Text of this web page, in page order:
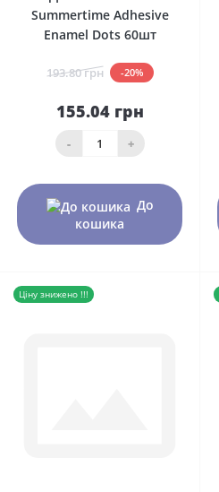
Summertime Adhesive
Enamel Dots 60шт
193.80 грн -20%
155.04 грн
- +
До
кошика
Ціну знижено !!!